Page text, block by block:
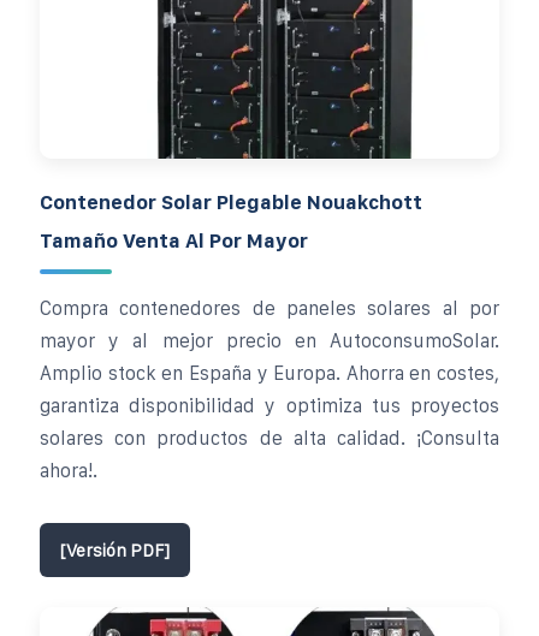
Contenedor Solar Plegable Nouakchott
Tamaño Venta Al Por Mayor
Compra contenedores de paneles solares al por
mayor y al mejor precio en AutoconsumoSolar.
Amplio stock en España y Europa. Ahorra en costes,
garantiza disponibilidad y optimiza tus proyectos
solares con productos de alta calidad. ¡Consulta
ahora!.
[Versión PDF]